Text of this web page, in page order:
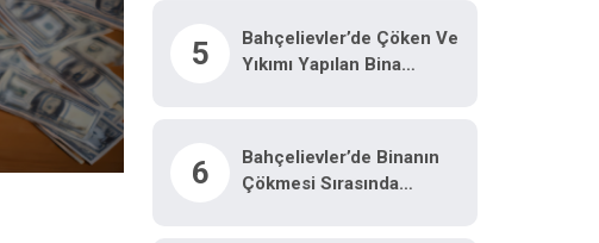
5
Bahçelievler’de Çöken Ve
Yıkımı Yapılan Bina
6
Bahçelievler’de Binanın
Çökmesi Sırasında